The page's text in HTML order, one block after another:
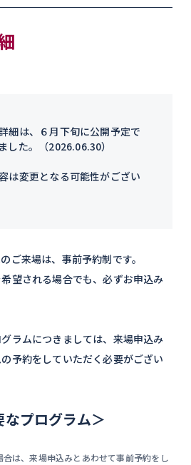
細は、６月下旬に公開予定で
した。（2026.06.30）
は変更となる可能性がござい
ご来場は、事前予約制です。
希望される場合でも、必ずお申込み
ラムにつきましては、来場申込み
予約をしていただく必要がござい
プログラム＞
は、来場申込みとあわせて事前予約をし